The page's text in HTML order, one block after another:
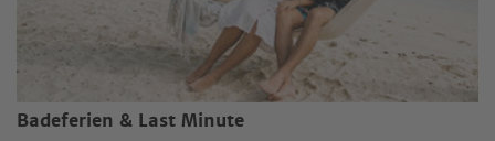
Badeferien & Last Minute